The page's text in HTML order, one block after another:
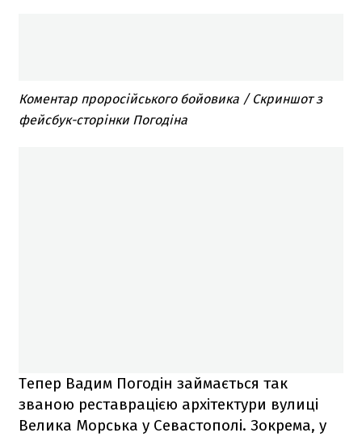
Коментар проросійського бойовика / Скриншот з
фейсбук-сторінки Погодіна
Тепер Вадим Погодін займається так
званою реставрацією архітектури вулиці
Велика Морська у Севастополі. Зокрема, у